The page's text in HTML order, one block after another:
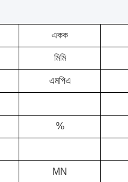
একক
মিমি
এমপিএ
%
MN